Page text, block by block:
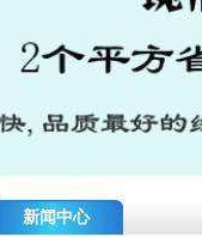
新闻中心